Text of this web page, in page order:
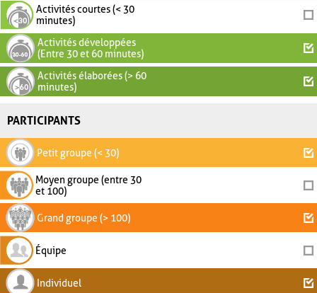
Activités courtes (< 30
minutes)
Activités développées
(Entre 30 et 60 minutes)
Activités élaborées (> 60
minutes)
PARTICIPANTS
Petit groupe (< 30)
Moyen groupe (entre 30
et 100)
Grand groupe (> 100)
Équipe
Individuel